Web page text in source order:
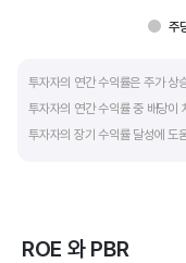
주
투자자의 연간 수익률은 주가 상
투자자의 연간 수익률 중 배당
투자자의 장기 수익률 달성에 도
주당배당금의 비율입니다. 예를
ROE 와 PBR